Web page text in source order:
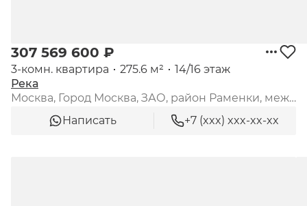
307 569 600 ₽
3-комн. квартира 275.6 м²
14/16 этаж
Река
Москва, Город Москва, ЗАО, район Раменки, между ул. Лобачевского и платформой «Матвеевское», 3-я очередь, квартал 10, к. 3
Написать
+7 (xxx) xxx-xx-xx